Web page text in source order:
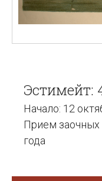
Эстимейт:
Начало: 12
Прием заочных
года